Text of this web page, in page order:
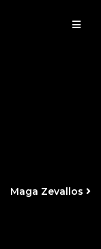
Maga Zevallos